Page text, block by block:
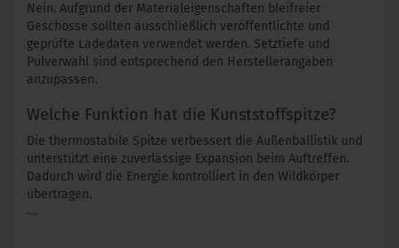
Nein. Aufgrund der Materialeigenschaften bleifreier
Geschosse sollten ausschließlich veröffentlichte und
geprüfte Ladedaten verwendet werden. Setztiefe und
Pulverwahl sind entsprechend den Herstellerangaben
anzupassen.
Welche Funktion hat die Kunststoffspitze?
Die thermostabile Spitze verbessert die Außenballistik und
unterstützt eine zuverlässige Expansion beim Auftreffen.
Dadurch wird die Energie kontrolliert in den Wildkörper
übertragen.